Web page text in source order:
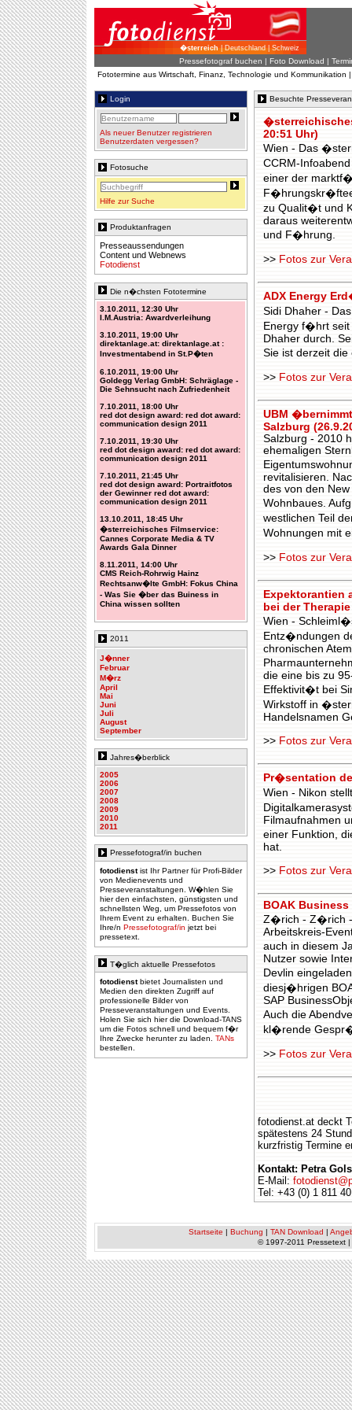
�sterreich| Deutschland | Schweiz
Pressefotograf buchen | Foto Download |
Fototermine aus Wirtschaft, Finanz, Technologie und Kommunikation
Login
Als neuer Benutzer registrieren
Benutzerdaten vergessen?
Fotosuche
Hilfe zur Suche
Produktanfragen
Presseaussendungen
Content und Webnews
Fotodienst
Die n�chsten Fototermine
3.10.2011, 12:30 Uhr
I.M.Austria: Awardverleihung
3.10.2011, 19:00 Uhr
direktanlage.at: direktanlage.at :
Investmentabend in St.P�ten
6.10.2011, 19:00 Uhr
Goldegg Verlag GmbH: Schräglage -
Die Sehnsucht nach Zufriedenheit
7.10.2011, 18:00 Uhr
red dot design award: red dot award:
communication design 2011
7.10.2011, 19:30 Uhr
red dot design award: red dot award:
communication design 2011
7.10.2011, 21:45 Uhr
red dot design award: Portraitfotos
der Gewinner red dot award:
communication design 2011
13.10.2011, 18:45 Uhr
�sterreichisches Filmservice:
Cannes Corporate Media & TV
Awards Gala Dinner
8.11.2011, 14:00 Uhr
CMS Reich-Rohrwig Hainz
Rechtsanw�lte GmbH: Fokus China
- Was Sie �ber das Buiness in
China wissen sollten
2011
J�nner
Februar
M�rz
April
Mai
Juni
Juli
August
September
Jahres�berblick
2005
2006
2007
2008
2009
2010
2011
Pressefotograf/in buchen
fotodienstist Ihr Partner für Profi-Bilder
von Medienevents und
Presseveranstaltungen. W�hlen Sie
hier den einfachsten, günstigsten und
schnellsten Weg, um Pressefotos von
Ihrem Event zu erhalten. Buchen Sie
Ihre/n Pressefotograf/in jetzt bei
pressetext.
T�glich aktuelle Pressefotos
fotodienstbietet Journalisten und
Medien den direkten Zugriff auf
professionelle Bilder von
Presseveranstaltungen und Events.
Holen Sie sich hier die Download-TANS
um die Fotos schnell und bequem f�r
Ihre Zwecke herunter zu laden. TANs
bestellen.
Besuchte
20:51 Uhr)
Wien - Das
CCRM-
einer der
zu Qualit�t und
daraus
und F�hrung.
>> Fotos zur
ADX Energy
Sidi Dhaher -
Energy f�hrt seit
Dhaher durch.
Sie ist derzeit
>> Fotos zur
UBM
Salzburg
Salzburg - 2010
ehemaligen
revitalisieren.
des von den
Wohnbaues.
westlichen Teil
Wohnungen mit
>> Fotos zur
Expektorantien
bei der
Wien -
Entz�ndungen
chronischen
die eine bis zu
Effektivit�t bei
Wirkstoff in
Handelsnamen
>> Fotos zur
Pr�sentation
Wien - Nikon
Filmaufnahmen
einer Funktion,
hat.
>> Fotos zur
BOAK
Z�rich - Z�rich -
Arbeitskreis-
auch in diesem
Nutzer sowie
Devlin
diesj�hrigen
SAP
Auch die
kl�rende
>> Fotos zur
fotodienst.at deckt
spätestens 24
kurzfristig Termine
Kontakt: Petra
E-Mail:
Tel: +43 (0) 1 811
Startseite | Buchung | TAN Download |
© 1997-2011 Pressetext